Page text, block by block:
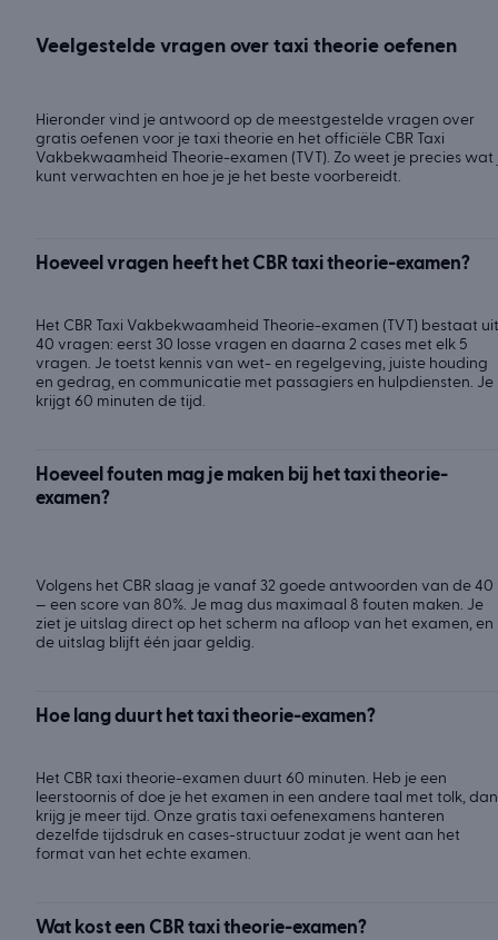
Veelgestelde vragen over taxi theorie oefenen
Hieronder vind je antwoord op de meestgestelde vragen over
gratis oefenen voor je taxi theorie en het officiële CBR Taxi
Vakbekwaamheid Theorie-examen (TVT). Zo weet je precies wat
kunt verwachten en hoe je je het beste voorbereidt.
Hoeveel vragen heeft het CBR taxi theorie-examen?
Het CBR Taxi Vakbekwaamheid Theorie-examen (TVT) bestaat uit
40 vragen: eerst 30 losse vragen en daarna 2 cases met elk 5
vragen. Je toetst kennis van wet- en regelgeving, juiste houding
en gedrag, en communicatie met passagiers en hulpdiensten. Je
krijgt 60 minuten de tijd.
Hoeveel fouten mag je maken bij het taxi theorie-
examen?
Volgens het CBR slaag je vanaf 32 goede antwoorden van de 40
— een score van 80%. Je mag dus maximaal 8 fouten maken. Je
ziet je uitslag direct op het scherm na afloop van het examen, en
de uitslag blijft één jaar geldig.
Hoe lang duurt het taxi theorie-examen?
Het CBR taxi theorie-examen duurt 60 minuten. Heb je een
leerstoornis of doe je het examen in een andere taal met tolk, dan
krijg je meer tijd. Onze gratis taxi oefenexamens hanteren
dezelfde tijdsdruk en cases-structuur zodat je went aan het
format van het echte examen.
Wat kost een CBR taxi theorie-examen?